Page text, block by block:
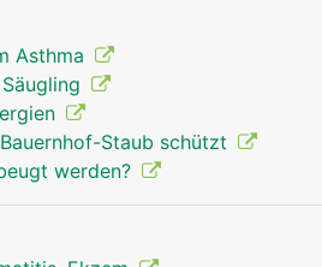
Asthma
Staub schützt
werden?